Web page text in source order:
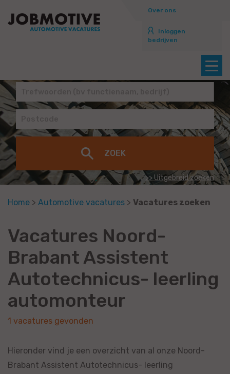
Over ons
Inloggen
bedrijven
>> Uitgebreid zoeken
Home > Automotive vacatures > Vacatures zoeken
Vacatures Noord-
Brabant Assistent
Autotechnicus- leerling
automonteur
1 vacatures gevonden
Hieronder vind je een overzicht van al onze Noord-
Brabant Assistent Autotechnicus- leerling